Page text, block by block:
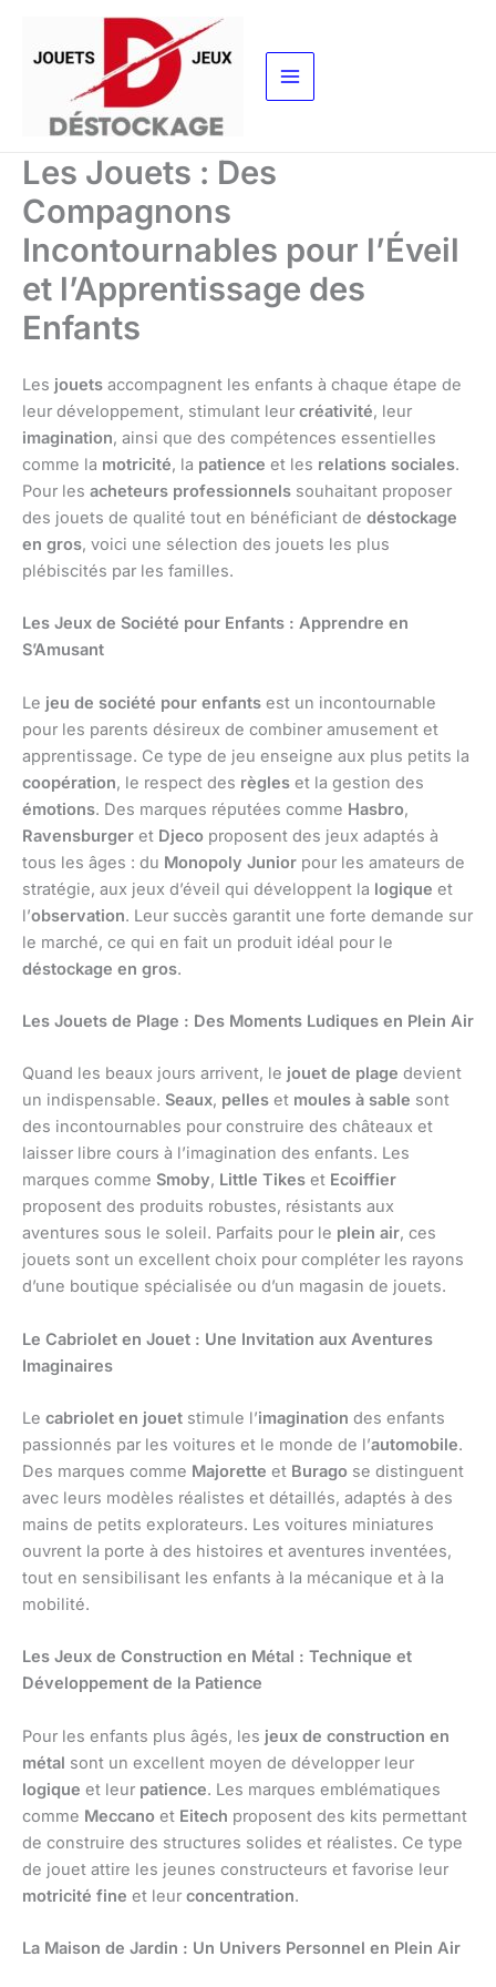
contenu
Les Jouets : Des
Compagnons
Incontournables pour l’Éveil
et l’Apprentissage des
Enfants
Les jouets accompagnent les enfants à chaque étape de
leur développement, stimulant leur créativité, leur
imagination, ainsi que des compétences essentielles
comme la motricité, la patience et les relations sociales.
Pour les acheteurs professionnels souhaitant proposer
des jouets de qualité tout en bénéficiant de déstockage
en gros, voici une sélection des jouets les plus
plébiscités par les familles.
Les Jeux de Société pour Enfants : Apprendre en
S’Amusant
Le jeu de société pour enfants est un incontournable
pour les parents désireux de combiner amusement et
apprentissage. Ce type de jeu enseigne aux plus petits la
coopération, le respect des règles et la gestion des
émotions. Des marques réputées comme Hasbro,
Ravensburger et Djeco proposent des jeux adaptés à
tous les âges : du Monopoly Junior pour les amateurs de
stratégie, aux jeux d’éveil qui développent la logique et
l’observation. Leur succès garantit une forte demande sur
le marché, ce qui en fait un produit idéal pour le
déstockage en gros.
Les Jouets de Plage : Des Moments Ludiques en Plein Air
Quand les beaux jours arrivent, le jouet de plage devient
un indispensable. Seaux, pelles et moules à sable sont
des incontournables pour construire des châteaux et
laisser libre cours à l’imagination des enfants. Les
marques comme Smoby, Little Tikes et Ecoiffier
proposent des produits robustes, résistants aux
aventures sous le soleil. Parfaits pour le plein air, ces
jouets sont un excellent choix pour compléter les rayons
d’une boutique spécialisée ou d’un magasin de jouets.
Le Cabriolet en Jouet : Une Invitation aux Aventures
Imaginaires
Le cabriolet en jouet stimule l’imagination des enfants
passionnés par les voitures et le monde de l’automobile.
Des marques comme Majorette et Burago se distinguent
avec leurs modèles réalistes et détaillés, adaptés à des
mains de petits explorateurs. Les voitures miniatures
ouvrent la porte à des histoires et aventures inventées,
tout en sensibilisant les enfants à la mécanique et à la
mobilité.
Les Jeux de Construction en Métal : Technique et
Développement de la Patience
Pour les enfants plus âgés, les jeux de construction en
métal sont un excellent moyen de développer leur
logique et leur patience. Les marques emblématiques
comme Meccano et Eitech proposent des kits permettant
de construire des structures solides et réalistes. Ce type
de jouet attire les jeunes constructeurs et favorise leur
motricité fine et leur concentration.
La Maison de Jardin : Un Univers Personnel en Plein Air